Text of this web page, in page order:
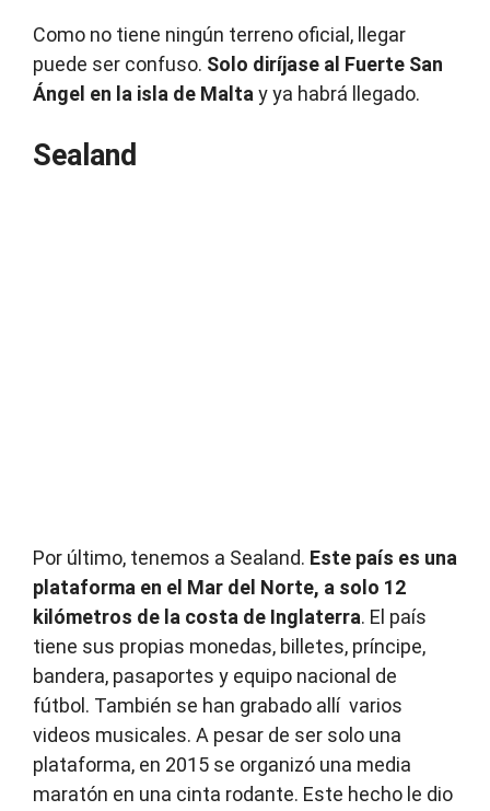
Como no tiene ningún terreno oficial, llegar
puede ser confuso. Solo diríjase al Fuerte San
Ángel en la isla de Maltay ya habrá llegado.
Sealand
Por último, tenemos a Sealand. Este país es una
plataforma en el Mar del Norte, a solo 12
kilómetros de la costa de Inglaterra. El país
tiene sus propias monedas, billetes, príncipe,
bandera, pasaportes y equipo nacional de
fútbol. También se han grabado allí varios
videos musicales. A pesar de ser solo una
plataforma, en 2015 se organizó una media
maratón en una cinta rodante. Este hecho le dio